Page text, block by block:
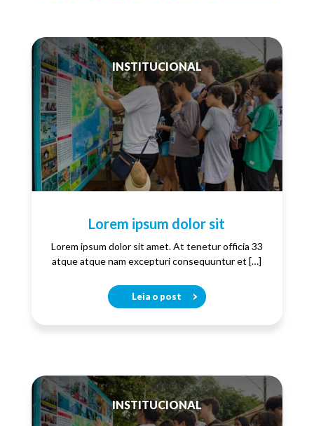
INSTITUCIONAL
Lorem ipsum dolor sit
Lorem ipsum dolor sit amet. At tenetur officia 33
atque atque nam excepturi consequuntur et […]
Leia o post
INSTITUCIONAL